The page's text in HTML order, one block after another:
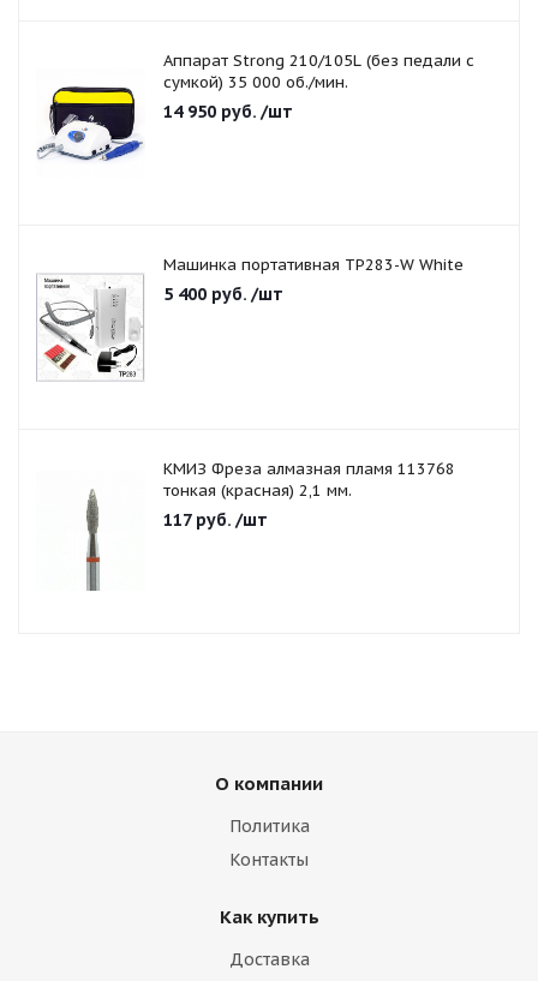
Аппарат Strong 210/105L (без педали с
сумкой) 35 000 об./мин.
14 950 руб. /шт
Машинка портативная TP283-W White
5 400 руб. /шт
КМИЗ Фреза алмазная пламя 113768
тонкая (красная) 2,1 мм.
117руб. /шт
О компании
Политика
Контакты
Как купить
Доставка